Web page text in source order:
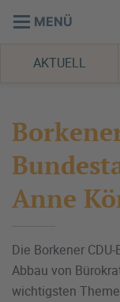
MENÜ
AKTUELL
Anne
Die Borkener
Abbau von
wichtigsten